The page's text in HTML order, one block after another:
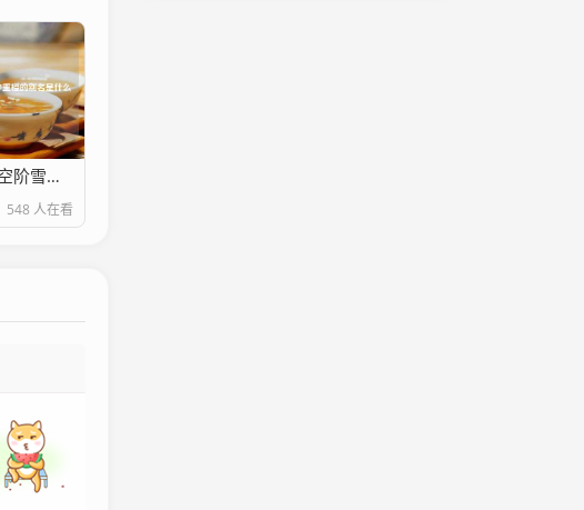
重楼别后月照空阶雪满衣中重楼的别名是什么
548 人在看